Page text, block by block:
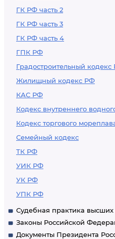
ГК РФ часть 2
ГК РФ часть 3
ГК РФ часть 4
ГПК РФ
Градостроительный
Жилищный кодекс РФ
КАС РФ
Кодекс внутреннего
Кодекс торгового
Семейный кодекс
ТК РФ
УИК РФ
УК РФ
УПК РФ
Судебная практика
Законы Российской
Документы Президента